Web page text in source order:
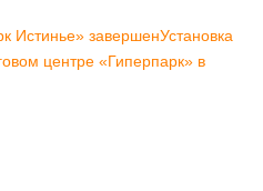
Истинье» завершенУстановка
центре «Гиперпарк» в